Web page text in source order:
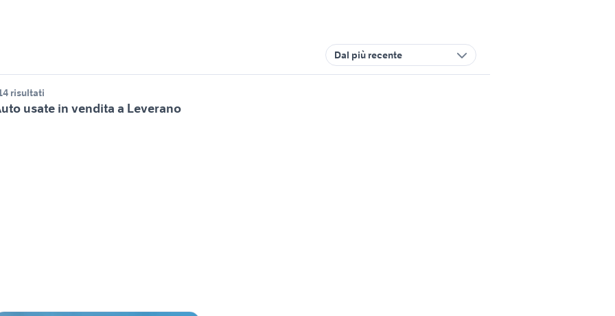
Dal più recente
risultati
usate in vendita a Leverano